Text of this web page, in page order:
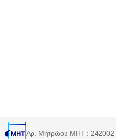
Αρ. Μητρώου MHT : 242002